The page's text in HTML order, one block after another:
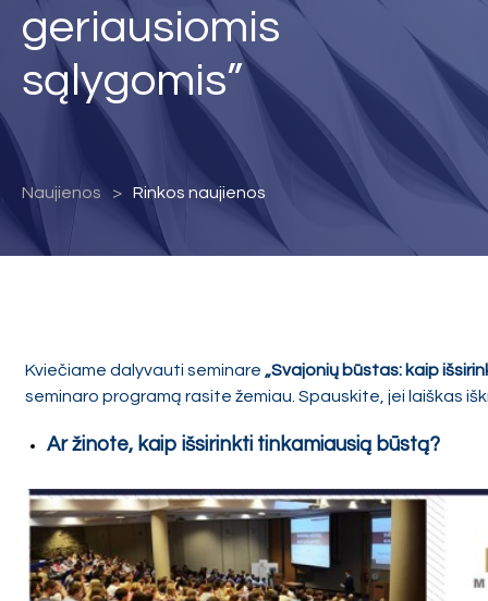
geriausiomis
sąlygomis”
Naujienos Rinkos naujienos
Kviečiame dalyvauti seminare „Svajonių būstas: kaip
seminaro programą rasite žemiau. Spauskite, jei laiškas
Ar žinote, kaip išsirinkti tinkamiausią būstą?